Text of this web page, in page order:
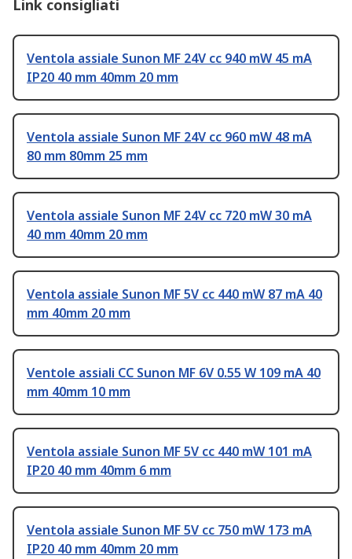
Link consigliati
Ventola assiale Sunon MF 24V cc 940 mW 45 mA
IP20 40 mm 40mm 20 mm
Ventola assiale Sunon MF 24V cc 960 mW 48 mA
80 mm 80mm 25 mm
Ventola assiale Sunon MF 24V cc 720 mW 30 mA
40 mm 40mm 20 mm
Ventola assiale Sunon MF 5V cc 440 mW 87 mA 40
mm 40mm 20 mm
Ventole assiali CC Sunon MF 6V 0.55 W 109 mA 40
mm 40mm 10 mm
Ventola assiale Sunon MF 5V cc 440 mW 101 mA
IP20 40 mm 40mm 6 mm
Ventola assiale Sunon MF 5V cc 750 mW 173 mA
IP20 40 mm 40mm 20 mm